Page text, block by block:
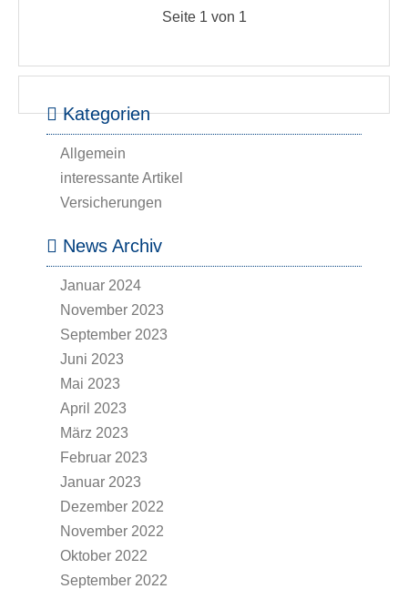
Seite 1 von 1
Kategorien
Allgemein
interessante Artikel
Versicherungen
News Archiv
Januar 2024
November 2023
September 2023
Juni 2023
Mai 2023
April 2023
März 2023
Februar 2023
Januar 2023
Dezember 2022
November 2022
Oktober 2022
September 2022